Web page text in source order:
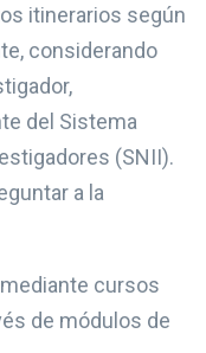
itinerarios según
considerando
del Sistema
(SNII).
a la
cursos
de módulos de